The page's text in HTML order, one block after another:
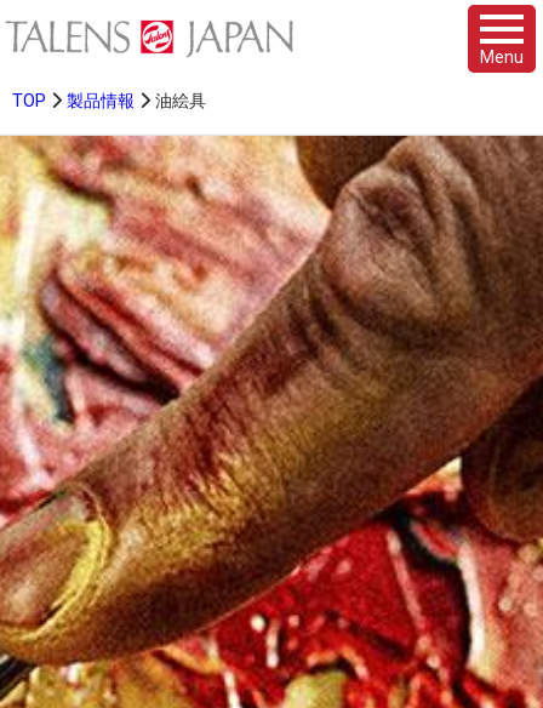
Menu
TOP 製品情報 油絵具